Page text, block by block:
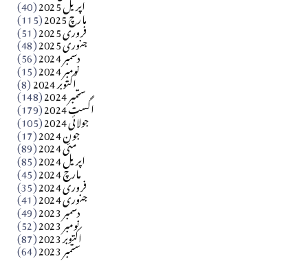
آزاد کشمیر جیسے احتجاج کی ضرورت ہے؟ از،،، ظہیرالدین
مارچ 2025 (115) فروری 2025 (51) جنوری 2025 (48) دسمبر 2024 (56) نومبر 2024 (15) اکتوبر 2024 (8) ستمبر 2024 (148) اگست 2024 (179) جولائی 2024 (105) جون 2024 (17) مئی 2024 (89) اپریل 2024 (85) مارچ 2024 (45) فروری 2024 (35) جنوری 2024 (41) دسمبر 2023 (49) نومبر 2023 (52) اکتوبر 2023 (87) ستمبر 2023 (64)